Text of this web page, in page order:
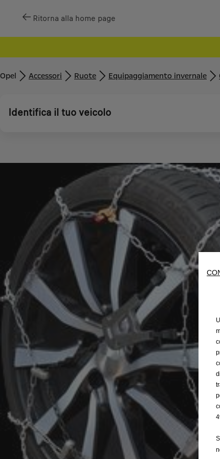
Ritorna alla home page
Opel Accessori Ruote Equipaggiamento invernale
Identifica il tuo veicolo